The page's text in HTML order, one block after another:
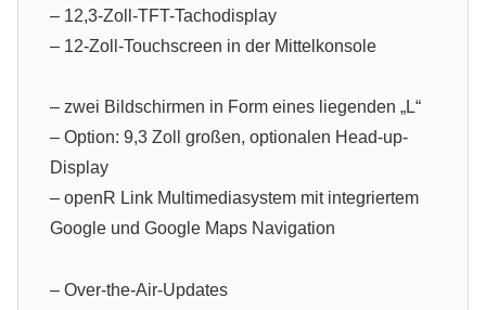
– 12,3-Zoll-TFT-Tachodisplay
– 12-Zoll-Touchscreen in der Mittelkonsole
– zwei Bildschirmen in Form eines liegenden „L“
– Option: 9,3 Zoll großen, optionalen Head-up-
Display
– openR Link Multimediasystem mit integriertem
Google und Google Maps Navigation
– Over-the-Air-Updates